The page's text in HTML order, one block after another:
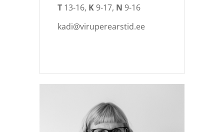
T 13-16, K9-17, N 9-16
kadi@viruperearstid.ee